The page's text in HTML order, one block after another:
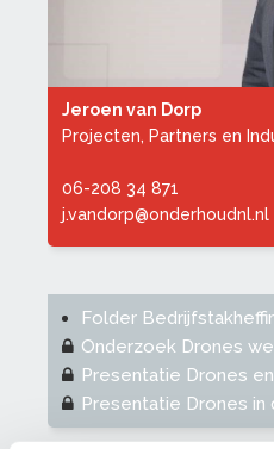
Jeroen van Dorp
Projecten, Partners en
06-208 34 871
j.vandorp@onderhoudnl.nl
Folder
Onderzoek Drones
Presentatie Drones
Presentatie Drones